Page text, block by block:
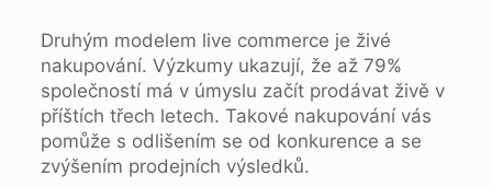
Druhým modelem live commerce je živé
nakupování. Výzkumy ukazují, že až 79%
společností má v úmyslu začít prodávat živě v
příštích třech letech. Takové nakupování vás
pomůže s odlišením se od konkurence a se
zvýšením prodejních výsledků.